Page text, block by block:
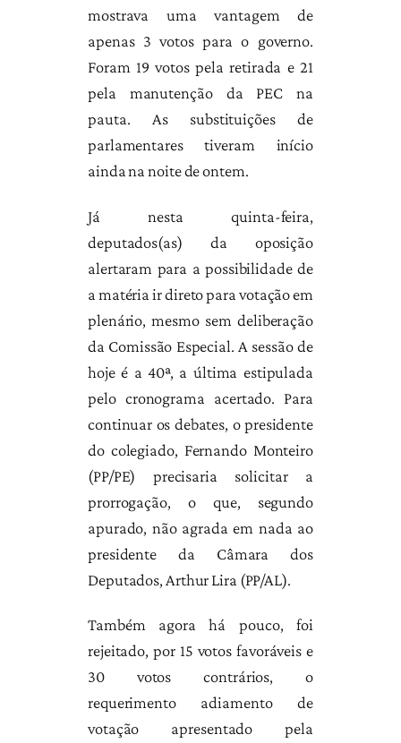
mostrava uma vantagem de
apenas 3 votos para o governo.
Foram 19 votos pela retirada e 21
pela manutenção da PEC na
pauta. As substituições de
parlamentares tiveram início
ainda na noite de ontem.
Já nesta quinta-feira,
deputados(as) da oposição
alertaram para a possibilidade de
a matéria ir direto para votação em
plenário, mesmo sem deliberação
da Comissão Especial. A sessão de
hoje é a 40ª, a última estipulada
pelo cronograma acertado. Para
continuar os debates, o presidente
do colegiado, Fernando Monteiro
(PP/PE) precisaria solicitar a
prorrogação, o que, segundo
apurado, não agrada em nada ao
presidente da Câmara dos
Deputados, Arthur Lira (PP/AL).
Também agora há pouco, foi
rejeitado, por 15 votos favoráveis e
30 votos contrários, o
requerimento adiamento de
votação apresentado pela